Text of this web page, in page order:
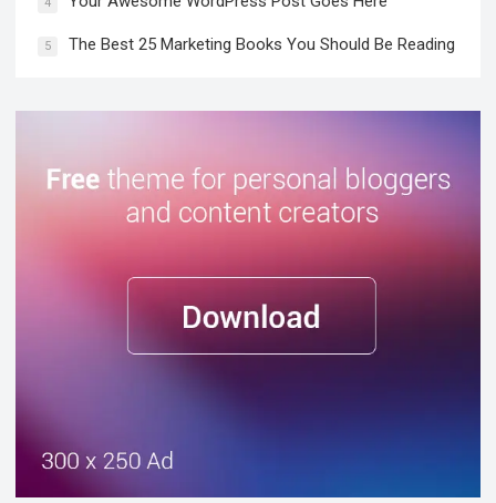
5 The Best 25 Marketing Books You Should Be Reading